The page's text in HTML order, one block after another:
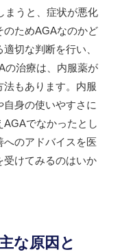
まうと、症状が悪化
のためAGAなのかど
切な判断を行い、
の治療は、内服薬が
法もあります。内服
身の使いやすさに
でなかったとし
のアドバイスを医
受けてみるのはいか
な原因と